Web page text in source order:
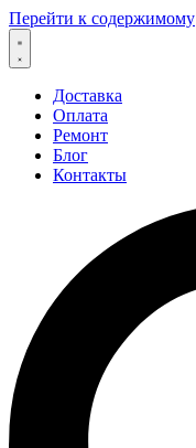
Перейти к содержимому
Доставка
Оплата
Ремонт
Блог
Контакты